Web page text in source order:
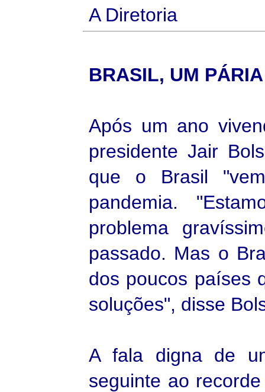
A Diretoria
BRASIL, UM PÁRIA
Após um ano
presidente Jair
que o Brasil
pandemia.
problema
passado. Mas o
dos poucos países
soluções", disse
A fala digna de
seguinte ao